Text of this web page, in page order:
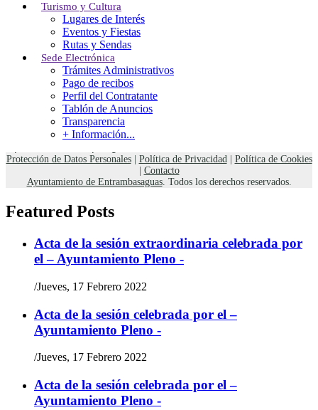
Turismo y Cultura
Lugares de Interés
Eventos y Fiestas
Rutas y Sendas
Sede Electrónica
Trámites Administrativos
Pago de recibos
Perfil del Contratante
Tablón de Anuncios
Transparencia
+ Información...
Noticias
Calendario del Contribuyente 2026
Normativa Urbanística
Calendario Punto Limpio Móvil 2026
Bono Social de Electricidad
El Tiempo
Weather details can not be fetched from
Protección de Datos Personales| Política de Privacidad| Política de Cookies
Contacto
Ayuntamiento de Entrambasaguas. Todos los derechos reservados.
Featured Posts
Acta de la sesión extraordinaria celebrada por
el – Ayuntamiento Pleno -
/Jueves, 17 Febrero 2022
Acta de la sesión celebrada por el –
Ayuntamiento Pleno -
/Jueves, 17 Febrero 2022
Acta de la sesión celebrada por el –
Ayuntamiento Pleno -